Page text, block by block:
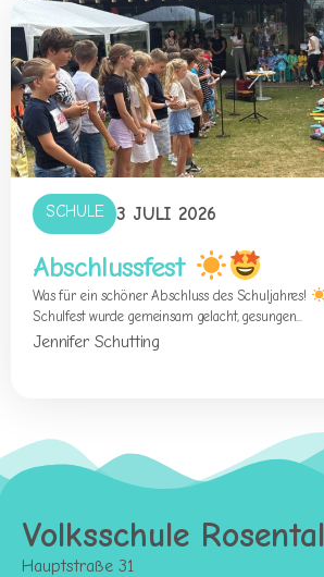
SCHULE 3 JULI 2026
Abschlussfest
Was für ein schöner Abschluss des Schuljahres!
Schulfest wurde gemeinsam gelacht, gesungen...
Jennifer Schutting
Volksschule Rosental
Hauptstraße 31